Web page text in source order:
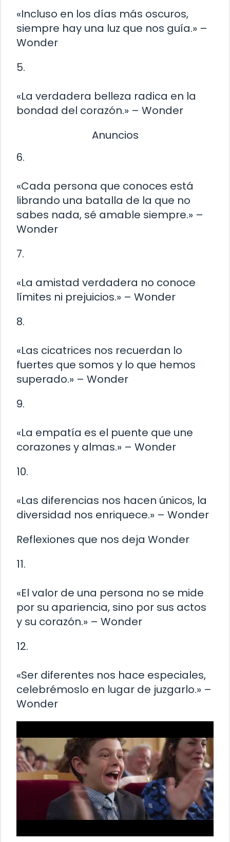
«Incluso en los días más oscuros,
siempre hay una luz que nos guía.» –
Wonder
5.
«La verdadera belleza radica en la
bondad del corazón.» – Wonder
Anuncios
6.
«Cada persona que conoces está
librando una batalla de la que no
sabes nada, sé amable siempre.» –
Wonder
7.
«La amistad verdadera no conoce
límites ni prejuicios.» – Wonder
8.
«Las cicatrices nos recuerdan lo
fuertes que somos y lo que hemos
superado.» – Wonder
9.
«La empatía es el puente que une
corazones y almas.» – Wonder
10.
«Las diferencias nos hacen únicos, la
diversidad nos enriquece.» – Wonder
Reflexiones que nos deja Wonder
11.
«El valor de una persona no se mide
por su apariencia, sino por sus actos
y su corazón.» – Wonder
12.
«Ser diferentes nos hace especiales,
celebrémoslo en lugar de juzgarlo.» –
Wonder